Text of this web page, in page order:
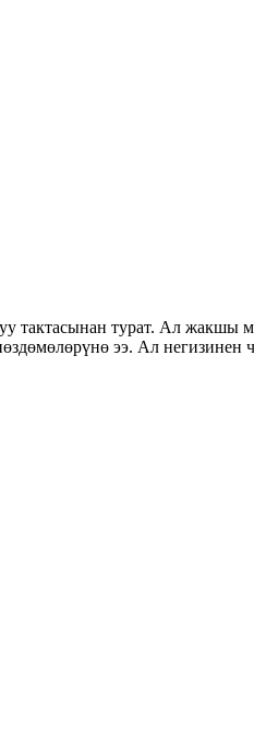
тактасынан турат. Ал жакшы
ээ. Ал негизинен